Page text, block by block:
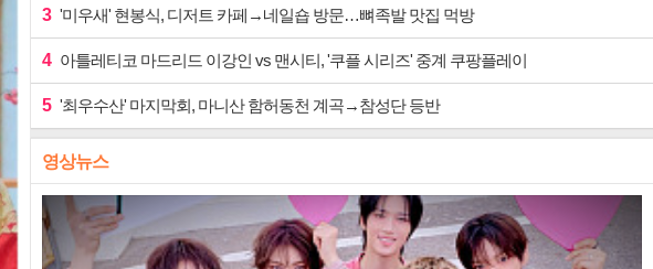
3 '미우새' 현봉식, 디저트 카페→네일숍 방문…뼈족발 맛집 먹방
4 아틀레티코 마드리드 이강인 vs 맨시티, '쿠플 시리즈' 중계 쿠팡플레이
5 '최우수산' 마지막회, 마니산 함허동천 계곡→참성단 등반
영상뉴스